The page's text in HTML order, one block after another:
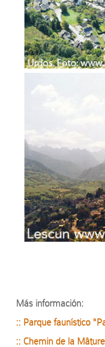
Más información:
:: Parque faunístico
:: Chemin de la Mâture